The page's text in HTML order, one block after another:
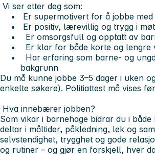
Vi ser etter deg som:
Er supermotivert for å jobbe
Er positiv, lærevillig og trygg i
Er omsorgsfull og opptatt av
Er klar for både korte og lengre
Har erfaring som barne- og
bakgrunn
Du må kunne jobbe 3–5 dager i uken
enkelte søkere). Politiattest må vises
Hva innebærer jobben?
Som vikar i barnehage bidrar du i
deltar i måltider, påkledning, lek og
selvstendighet, trygghet og gode
og rutiner – og gjør en forskjell, hver